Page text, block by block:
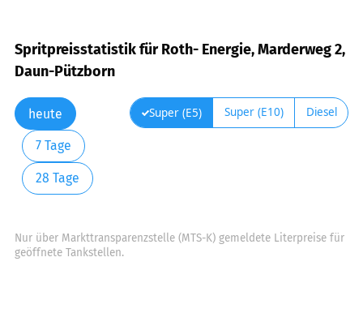
Spritpreisstatistik für Roth- Energie, Marderweg 2,
Daun-Pützborn
heute
7 Tage
28 Tage
Super (E5) Super (E10) Diesel
Nur über Markttransparenzstelle (MTS-K) gemeldete Literpreise für
geöffnete Tankstellen.